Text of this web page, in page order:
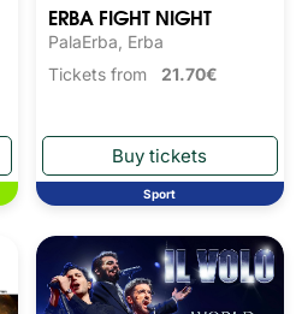
ERBA FIGHT NIGHT
PalaErba, Erba
Tickets from 21.70€
Sport